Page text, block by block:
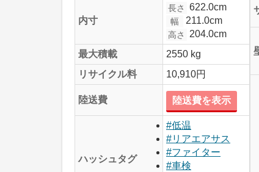
内寸
長さ 622.0cm
幅 211.0cm
高さ
204.0cm
最大積載
2550 kg
リサイクル料
10,910円
陸送費 陸送費を表示
ハッシュタグ
#低温
#リアエアサス
#ファイター
#車検